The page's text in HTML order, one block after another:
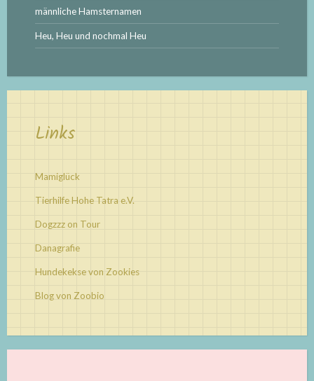
männliche Hamsternamen
Heu, Heu und nochmal Heu
Links
Mamiglück
Tierhilfe Hohe Tatra e.V.
Dogzzz on Tour
Danagrafie
Hundekekse von Zookies
Blog von Zoobio